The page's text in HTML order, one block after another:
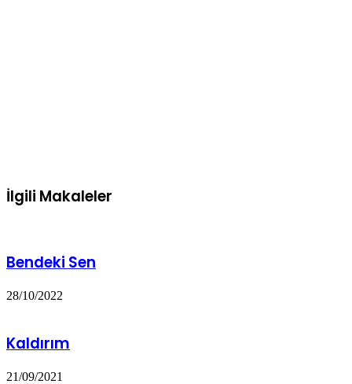
İlgili Makaleler
Bendeki Sen
28/10/2022
Kaldırım
21/09/2021